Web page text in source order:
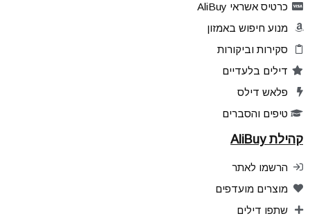
כרטיס אשראי AliBuy
מנוע חיפוש באמזון
סקירות וביקורות
דילים בלעדיים
פלאש דילס
טיפים והסברים
קהילת AliBuy
הרשמו לאתר
מוצרים מועדפים
שתפו דילים